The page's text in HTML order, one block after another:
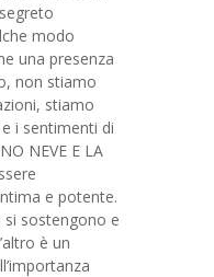
modo
una presenza
non stiamo
stiamo
i sentimenti di
NEVE E LA
e potente.
si sostengono e
è un